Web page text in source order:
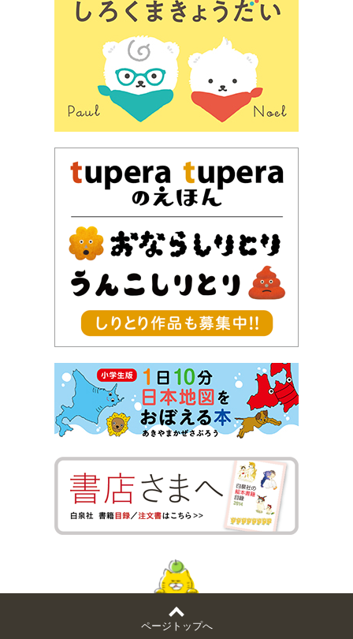
ページトップへ